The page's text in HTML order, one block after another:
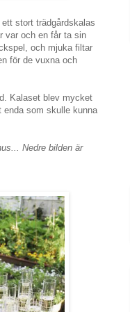
stort trädgårdskalas
var och en får ta sin
och mjuka filtar
för de vuxna och
Kalaset blev mycket
som skulle kunna
Nedre bilden är